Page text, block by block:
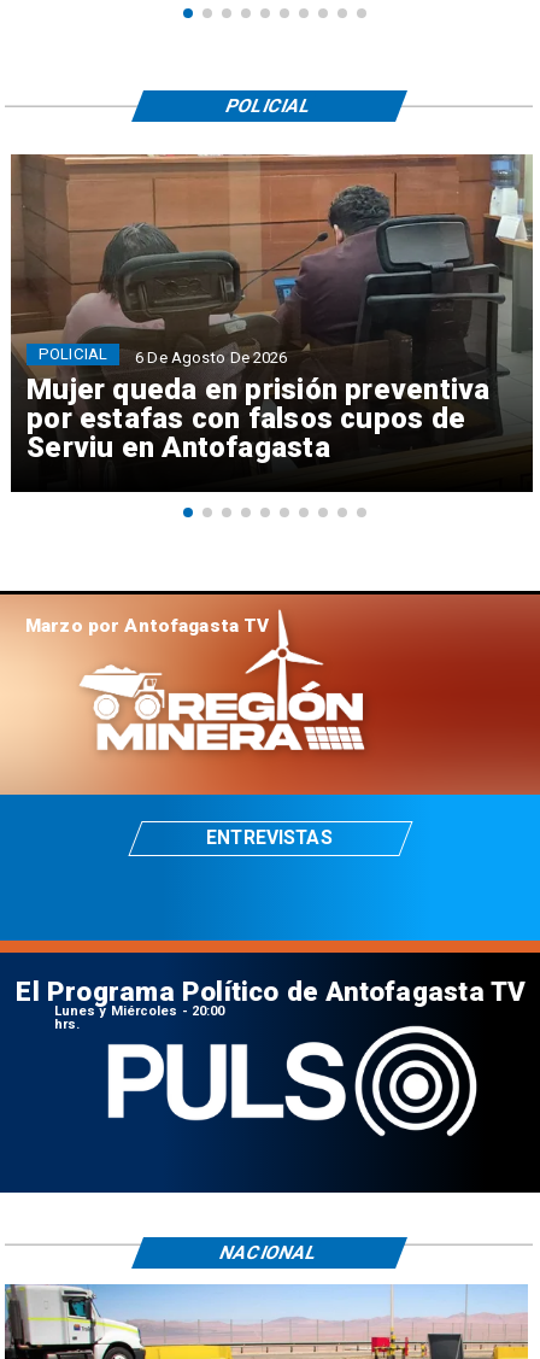
Mujer queda en prisión preventiva
por estafas con falsos cupos de
Serviu en Antofagasta
POLICIAL 6 De Agosto De 2026
POLICIAL
Marzo por Antofagasta TV
ENTREVISTAS
El Programa Político de Antofagasta TV
Lunes y Miércoles - 20:00
hrs.
NACIONAL